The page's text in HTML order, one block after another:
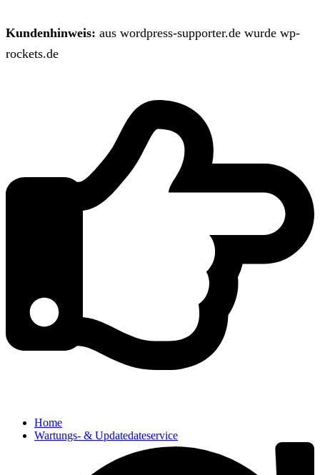
Kundenhinweis: aus wordpress-supporter.de wurde wp-
rockets.de
Home
Wartungs- & Updatedateservice